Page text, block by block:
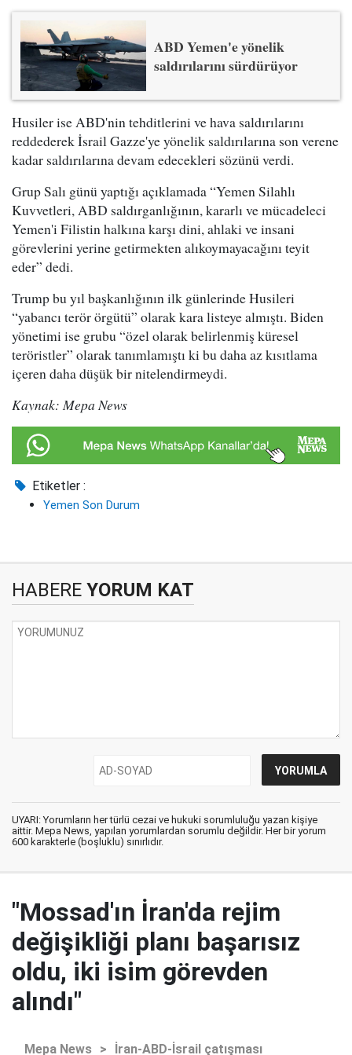
ABD Yemen'e yönelik
saldırılarını sürdürüyor
Husiler ise ABD'nin tehditlerini ve hava saldırılarını
reddederek İsrail Gazze'ye yönelik saldırılarına son verene
kadar saldırılarına devam edecekleri sözünü verdi.
Grup Salı günü yaptığı açıklamada “Yemen Silahlı
Kuvvetleri, ABD saldırganlığının, kararlı ve mücadeleci
Yemen'i Filistin halkına karşı dini, ahlaki ve insani
görevlerini yerine getirmekten alıkoymayacağını teyit
eder” dedi.
Trump bu yıl başkanlığının ilk günlerinde Husileri
“yabancı terör örgütü” olarak kara listeye almıştı. Biden
yönetimi ise grubu “özel olarak belirlenmiş küresel
teröristler” olarak tanımlamıştı ki bu daha az kısıtlama
içeren daha düşük bir nitelendirmeydi.
Kaynak: Mepa News
Etiketler :
Yemen Son Durum
HABERE YORUM KAT
UYARI: Yorumların her türlü cezai ve hukuki sorumluluğu yazan kişiye
aittir. Mepa News, yapılan yorumlardan sorumlu değildir. Her bir yorum
600 karakterle (boşluklu) sınırlıdır.
"Mossad'ın İran'da rejim
değişikliği planı başarısız
oldu, iki isim görevden
alındı"
Mepa News > İran-ABD-İsrail çatışması